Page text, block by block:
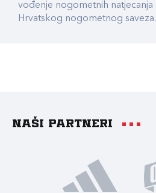
vođenje nogometnih natjecanja
Hrvatskog nogometnog saveza.
Naši partneri